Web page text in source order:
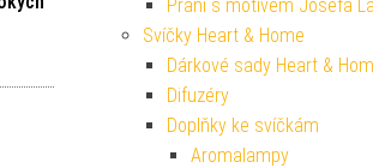
cena byla: 129 Kč.
Aktuální cena je: 116 Kč.
Přání s motivem Josefa
Svíčky Heart & Home
Dárkové sady Heart &
Difuzéry
Doplňky ke svíčkám
Aromalampy